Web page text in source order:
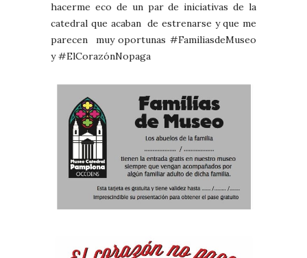
hacerme eco de un par de iniciativas de la
catedral que acaban de estrenarse y que me
parecen muy oportunas #FamiliasdeMuseo
y #ElCorazónNopaga